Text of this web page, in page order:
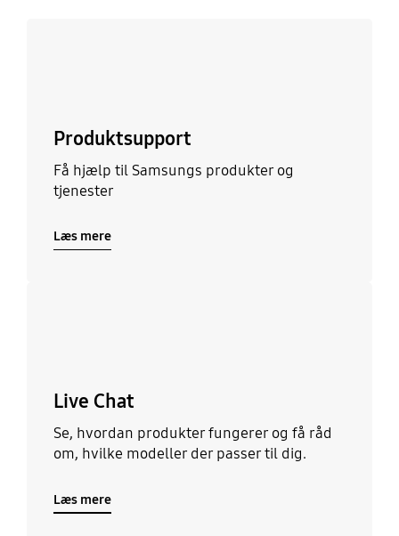
Produktsupport
Få hjælp til Samsungs produkter og
tjenester
Læs mere
Live Chat
Se, hvordan produkter fungerer og få råd
om, hvilke modeller der passer til dig.
Læs mere